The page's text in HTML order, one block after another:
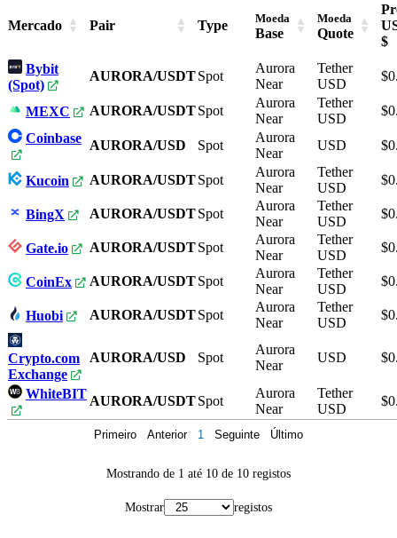
Mercado Pair Type Moeda
Base
Moeda
Quote
$
Bybit
(Spot)
AURORA/USDTSpot
Aurora
Near
Tether
USD
MEXC AURORA/USDTSpot
Aurora
Near
Tether
USD
Coinbase AURORA/USD Spot
Aurora
Near
USD
Kucoin AURORA/USDTSpot
Aurora
Near
Tether
USD
BingX AURORA/USDTSpot
Aurora
Near
Tether
USD
Gate.io AURORA/USDTSpot
Aurora
Near
Tether
USD
CoinEx AURORA/USDTSpot
Aurora
Near
Tether
USD
Huobi AURORA/USDTSpot
Aurora
Near
Tether
USD
Crypto.com
Exchange
AURORA/USD Spot
Aurora
Near
USD
WhiteBIT AURORA/USDTSpot
Aurora
Near
Tether
USD
Mostrando de 1 até 10 de 10 registos
Mostrar registos
Primeiro Anterior 1 Seguinte Último